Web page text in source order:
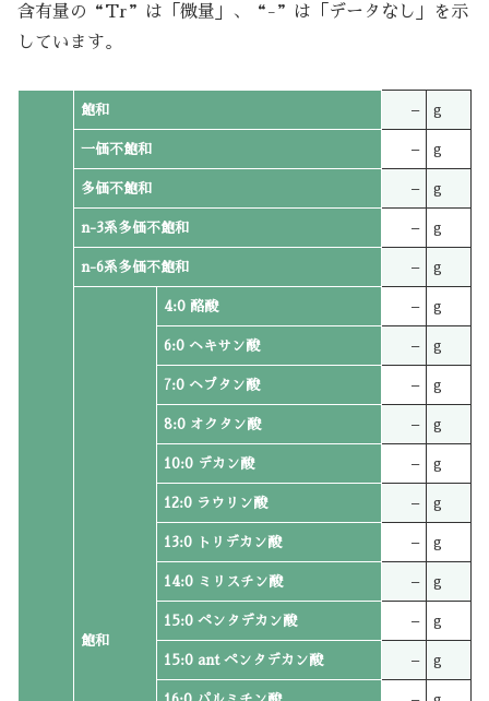
含有量の“Tr”は「微量」、“-”は「データなし」を示
しています。
飽和 – g
一価不飽和 – g
多価不飽和 – g
n-3系多価不飽和 – g
n-6系多価不飽和 – g
飽和
4:0 酪酸 – g
6:0 ヘキサン酸 – g
7:0 ヘプタン酸 – g
8:0 オクタン酸 – g
10:0 デカン酸 – g
12:0 ラウリン酸 – g
13:0 トリデカン酸 – g
14:0 ミリスチン酸 – g
15:0 ペンタデカン酸 – g
15:0 ant ペンタデカン酸 – g